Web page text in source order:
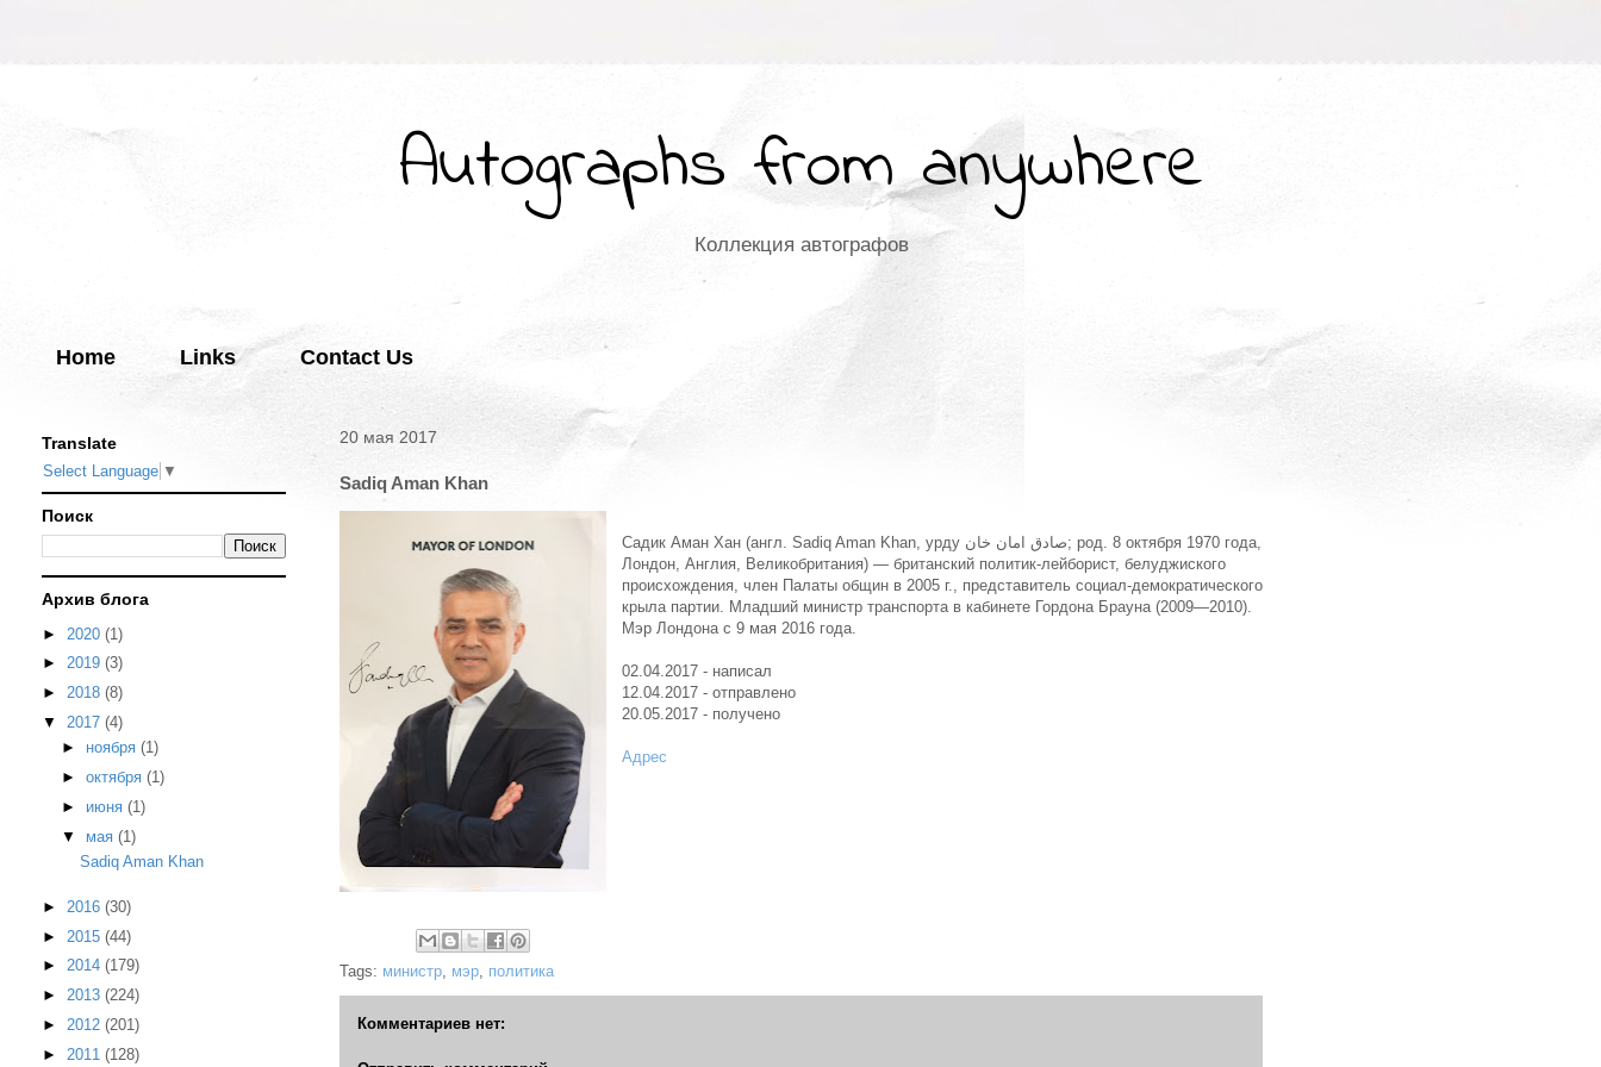
Autographs from anywhere
Коллекция автографов
Home Links Contact Us
20 мая 2017
Sadiq Aman Khan
Садик Аман Хан (англ. Sadiq Aman Khan, урду صادق امان خان; род. 8 октября 1970 года,
Лондон, Англия, Великобритания) — британский политик-лейборист, белуджиского
происхождения, член Палаты общин в 2005 г., представитель социал-демократического
крыла партии. Младший министр транспорта в кабинете Гордона Брауна (2009—2010).
Мэр Лондона с 9 мая 2016 года.
02.04.2017 - написал
12.04.2017 - отправлено
20.05.2017 - получено
Адрес
Tags: министр, мэр, политика
Комментариев нет:
Translate
Select Language ▼
Поиск
Архив блога
► 2020 (1)
► 2019 (3)
► 2018 (8)
▼ 2017 (4)
► ноября (1)
► октября (1)
► июня (1)
▼ мая (1)
Sadiq Aman Khan
► 2016 (30)
► 2015 (44)
► 2014 (179)
► 2013 (224)
► 2012 (201)
► 2011 (128)